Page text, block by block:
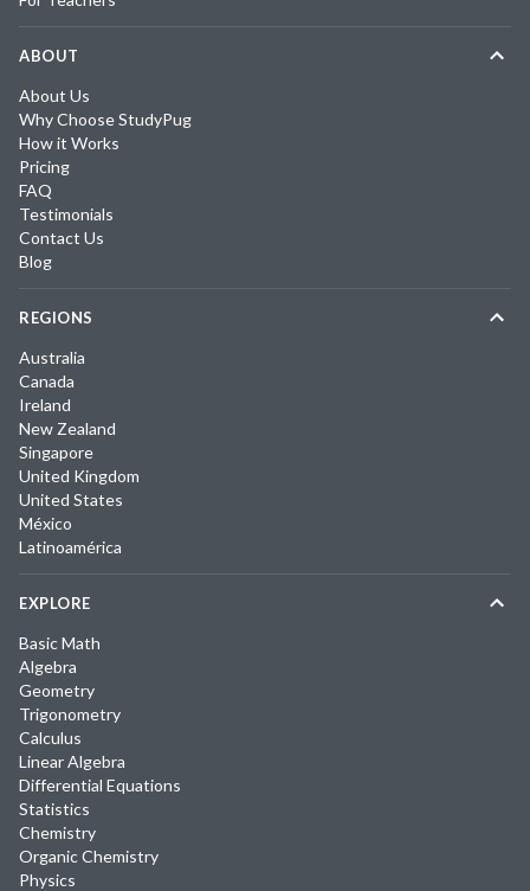
ABOUT
About Us
Why Choose StudyPug
How it Works
Pricing
FAQ
Testimonials
Contact Us
Blog
REGIONS
Australia
Canada
Ireland
New Zealand
Singapore
United Kingdom
United States
México
Latinoamérica
EXPLORE
Basic Math
Algebra
Geometry
Trigonometry
Calculus
Linear Algebra
Differential Equations
Statistics
Chemistry
Organic Chemistry
Physics